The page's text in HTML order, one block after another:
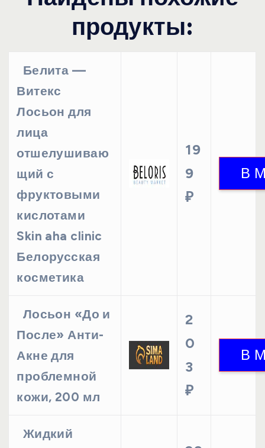
продукты:
Белита —
Витекс
Лосьон для
лица
отшелушиваю
щий с
фруктовыми
кислотами
Skin aha clinic
Белорусская
косметика
19
9
₽
Лосьон «До и
После» Анти-
Акне для
проблемной
кожи, 200 мл
2
0
3
₽
Жидкий